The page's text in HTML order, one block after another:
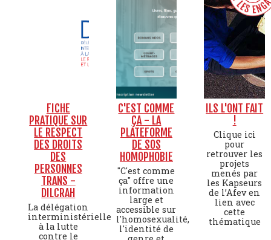
FICHE
PRATIQUE SUR
LE RESPECT
DES DROITS
DES
PERSONNES
TRANS -
DILCRAH
La délégation
interministérielle
à la lutte
contre le
C'EST COMME
ÇA - LA
PLATEFORME
DE SOS
HOMOPHOBIE
"C'est comme
ça" offre une
information
large et
accessible sur
l'homosexualité,
l'identité de
ILS L'ONT FAIT
!
Clique ici
pour
retrouver les
projets
menés par
les Kapseurs
de l’Afev en
lien avec
cette
thématique